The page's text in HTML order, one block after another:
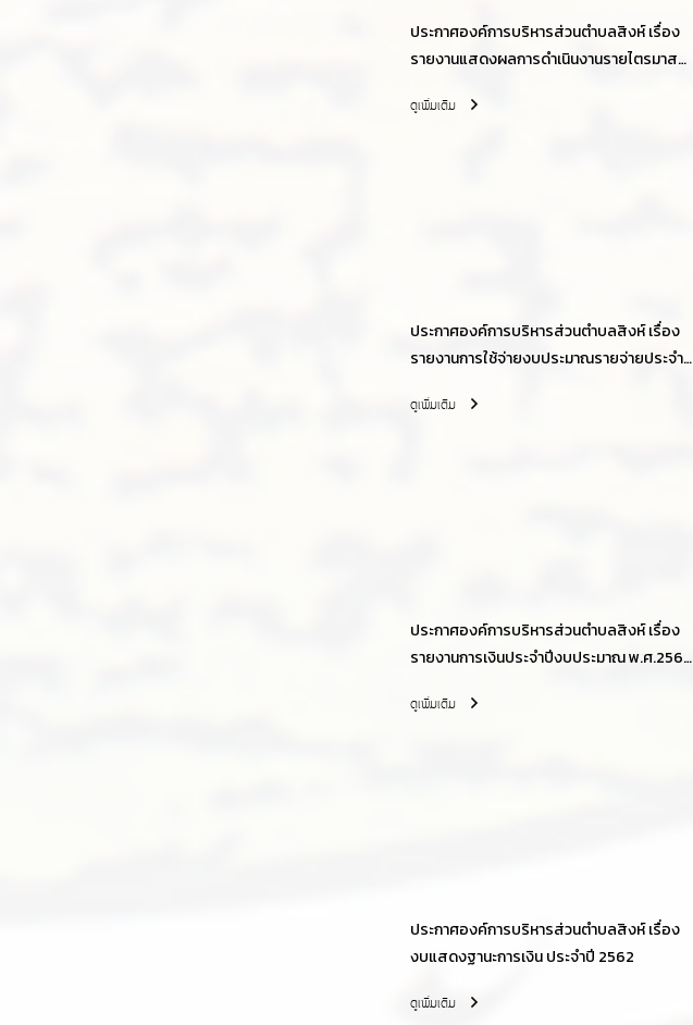
ประกาศองค์การบริหารส่วนตำบลสิงห์ เรื่อง
รายงานแสดงผลการดำเนินงานรายไตรมาส
ดูเพิ่มเติม
ประกาศองค์การบริหารส่วนตำบลสิงห์ เรื่อง
รายงานการใช้จ่ายงบประมาณรายจ่ายประจำ
ดูเพิ่มเติม
ประกาศองค์การบริหารส่วนตำบลสิงห์ เรื่อง
รายงานการเงินประจำปีงบประมาณ พ.ศ.2562
สำนักงานการตรวจเงินแผ่นดิน
ดูเพิ่มเติม
ประกาศองค์การบริหารส่วนตำบลสิงห์ เรื่อง
งบแสดงฐานะการเงิน ประจำปี 2562
ดูเพิ่มเติม